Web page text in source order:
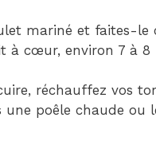
mariné et faites-le
à cœur, environ 7 à 8
réchauffez vos
poêle chaude ou